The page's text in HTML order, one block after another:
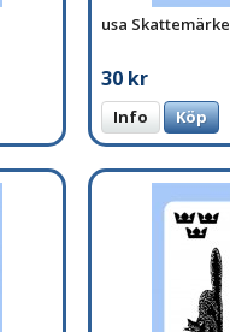
usa Skattemärke
30 kr
Info Köp